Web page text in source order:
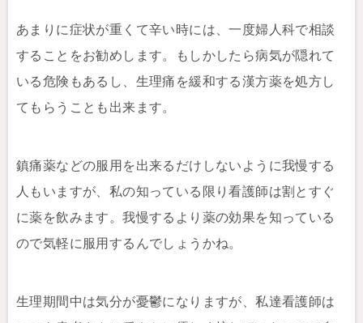
あまりに症状が重くて辛い時には、一度婦人科で相談
することをお勧めします。もしかしたら病気が隠れて
いる危険もあるし、生理痛を緩和する漢方薬を処方し
てもらうことも出来ます。
鎮痛薬などの服用を出来るだけしないように我慢する
人もいますが、私の知っている限り看護師は割とすぐ
に薬を飲みます。我慢するより薬の効果を知っている
ので気軽に服用するんでしょうかね。
生理期間中は気分が憂鬱になりますが、私達看護師は